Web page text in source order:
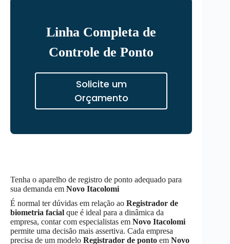
Linha Completa de
Controle de Ponto
Solicite um
Orçamento
Tenha o aparelho de registro de ponto adequado para
sua demanda em Novo Itacolomi
É normal ter dúvidas em relação ao Registrador de
biometria facial que é ideal para a dinâmica da
empresa, contar com especialistas em Novo Itacolomi
permite uma decisão mais assertiva. Cada empresa
precisa de um modelo Registrador de ponto em Novo